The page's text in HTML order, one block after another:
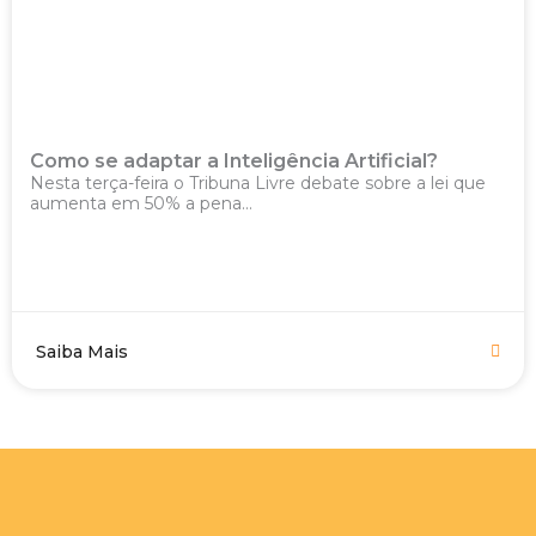
Como se adaptar a Inteligência Artificial?
Nesta terça-feira o Tribuna Livre debate sobre a lei que
aumenta em 50% a pena...
Saiba Mais